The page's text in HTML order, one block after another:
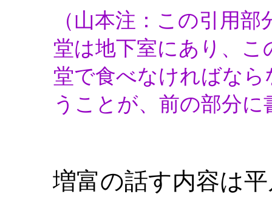
（山本注：この引用
堂は地下室にあり、
堂で食べなければな
うことが、前の部分
増富の話す内容は